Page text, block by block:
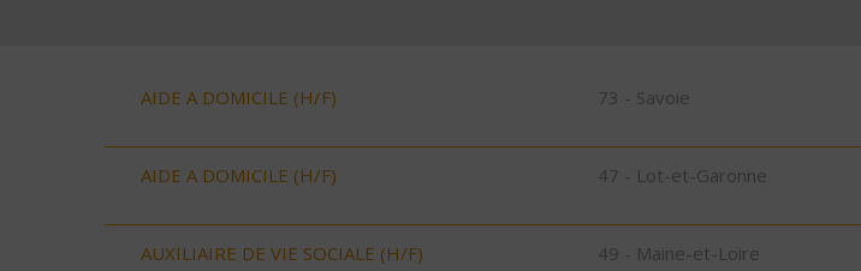
AIDE A DOMICILE (H/F) 73 - Savoie
AIDE A DOMICILE (H/F) 47 - Lot-et-Garonne
AUXILIAIRE DE VIE SOCIALE (H/F) 49 - Maine-et-Loire